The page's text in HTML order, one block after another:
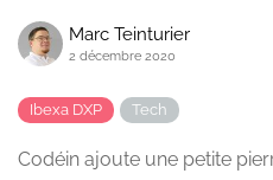
Marc Teinturier
2 décembre 2020
Ibexa DXP Tech
Codéin ajoute une petite